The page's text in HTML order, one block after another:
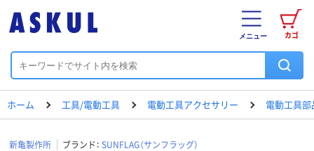
カゴ
メニュー
ホーム 工具/電動工具 電動工具アクセサリー 電動工具部
新亀製作所 ブランド： SUNFLAG（サンフラッグ）